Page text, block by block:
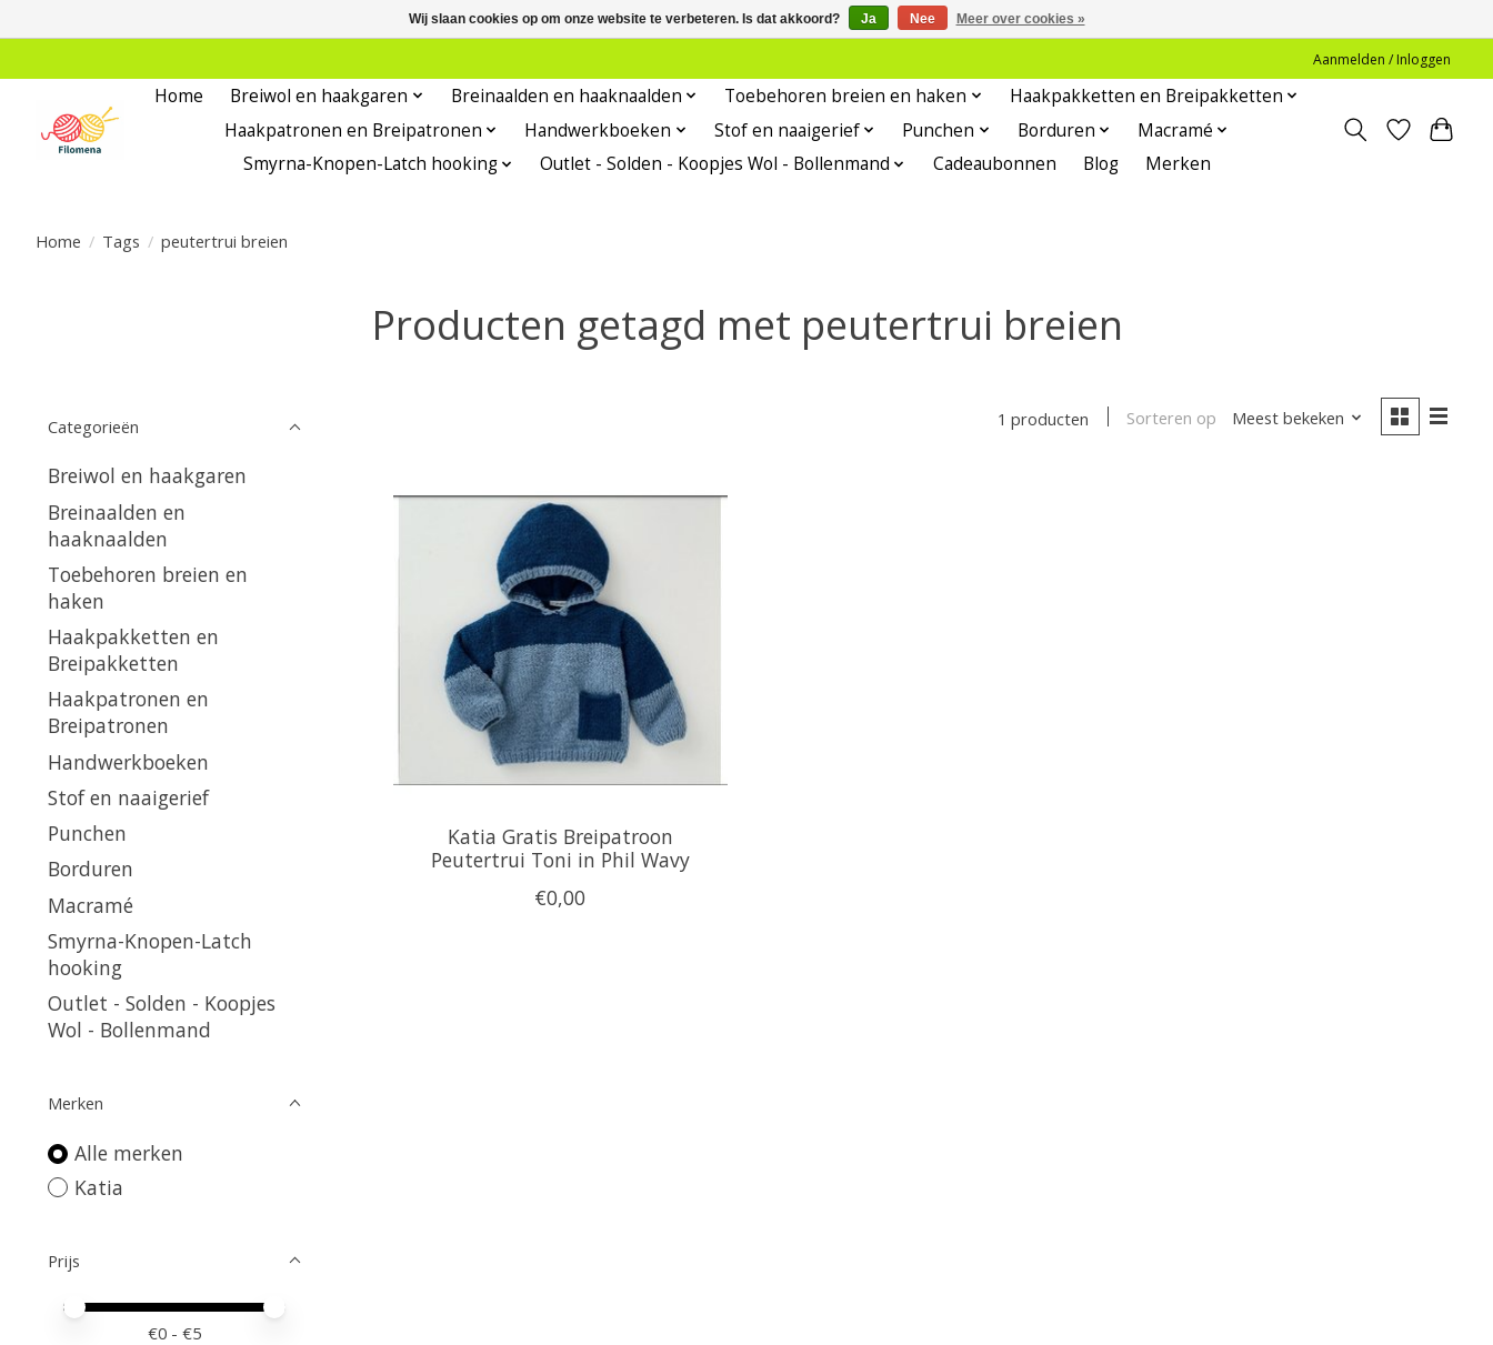
Aanmelden / Inloggen
Home Breiwol en haakgaren Breinaalden en haaknaalden Toebehoren breien en haken
Haakpakketten en Breipakketten
Haakpatronen en Breipatronen
Handwerkboeken Stof en naaigerief Punchen Borduren
Macramé
Smyrna-Knopen-Latch hooking
Outlet - Solden - Koopjes Wol - Bollenmand Cadeaubonnen Blog Merken
Home / Tags / peutertrui breien
Producten getagd met peutertrui breien
Categorieën
Breiwol en haakgaren
Breinaalden en
haaknaalden
Toebehoren breien en
haken
Haakpakketten en
Breipakketten
Haakpatronen en
Breipatronen
Handwerkboeken
Stof en naaigerief
Punchen
Borduren
Macramé
Smyrna-Knopen-Latch
hooking
Outlet - Solden - Koopjes
Wol - Bollenmand
Merken
Alle merken
Katia
Prijs
Minimale prijswaarde
Price maximum value
€0 - €5
1 producten Sorteren op Meest bekeken
Katia Gratis Breipatroon
Peutertrui Toni in Phil Wavy
€0,00
Wij slaan cookies op om onze website te verbeteren. Is dat akkoord? Ja Nee Meer over cookies »